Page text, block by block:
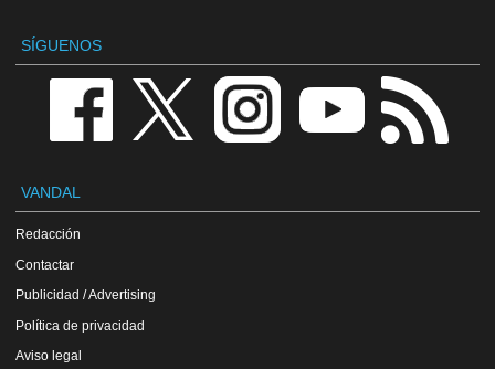
SÍGUENOS
VANDAL
Redacción
Contactar
Publicidad / Advertising
Política de privacidad
Aviso legal